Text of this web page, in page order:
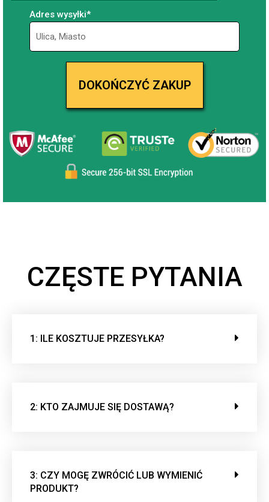
Adres wysyłki*
CZĘSTE PYTANIA
1: ILE KOSZTUJE PRZESYŁKA?
2: KTO ZAJMUJE SIĘ DOSTAWĄ?
3: CZY MOGĘ ZWRÓCIĆ LUB WYMIENIĆ
PRODUKT?